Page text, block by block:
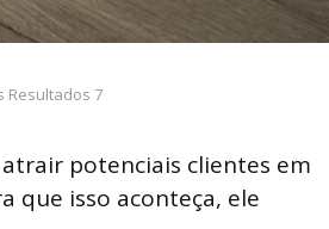
Resultados 7
potenciais clientes em
que isso aconteça, ele